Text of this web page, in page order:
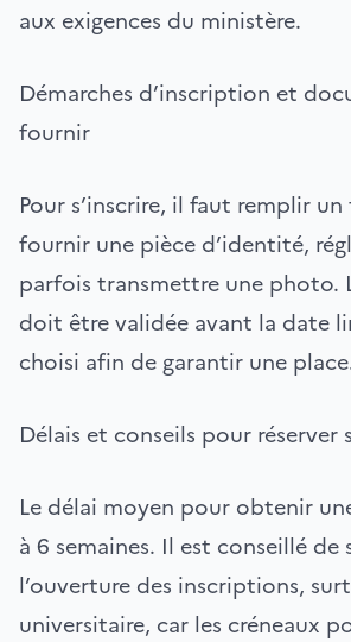
aux exigences du ministère.
Démarches d’inscription et
fournir
Pour s’inscrire, il faut remplir
fournir une pièce d’identité,
parfois transmettre une photo.
doit être validée avant la date
choisi afin de garantir une
Délais et conseils pour réserver
Le délai moyen pour obtenir
à 6 semaines. Il est conseillé de
l’ouverture des inscriptions,
universitaire, car les créneaux